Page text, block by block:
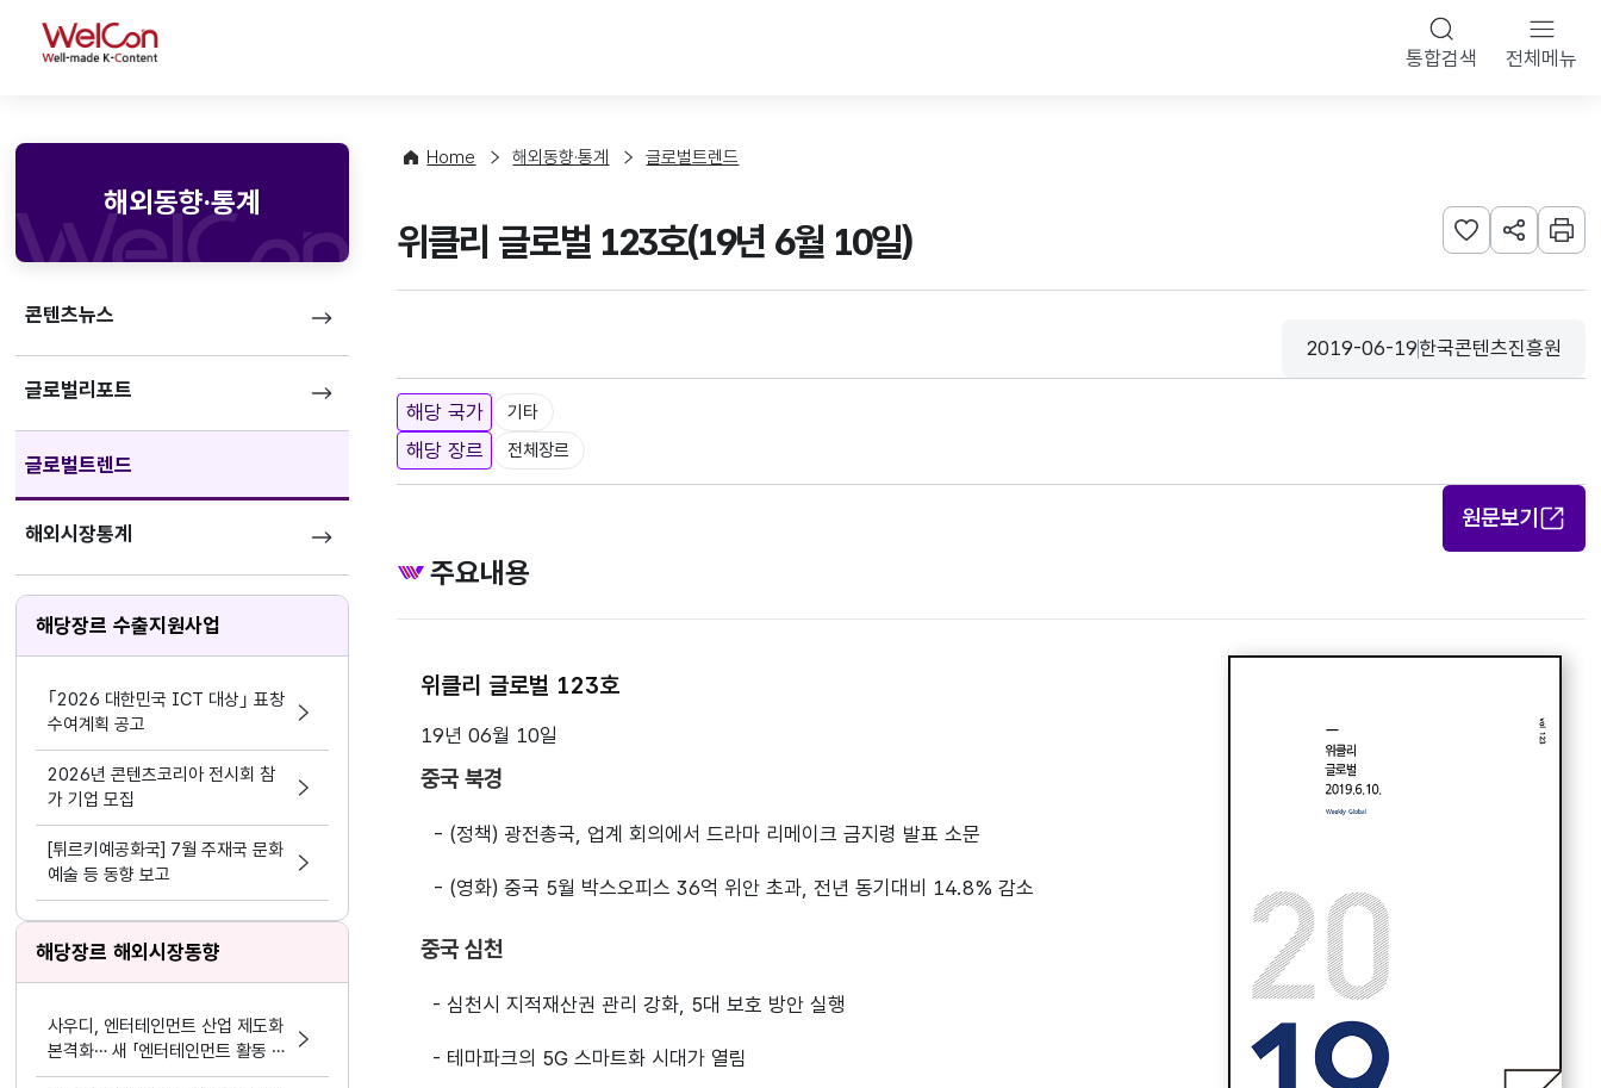
WelCon 통합검색 전체메뉴
해외동향·통계
콘텐츠뉴스
글로벌리포트
글로벌트렌드
해외시장통계
해당장르 수출지원사업
｢2026 대한민국 ICT 대상｣ 표창
수여계획 공고
2026년 콘텐츠코리아 전시회 참
가 기업 모집
[튀르키예공화국] 7월 주재국 문화
예술 등 동향 보고
해당장르 해외시장동향
사우디, 엔터테인먼트 산업 제도화
본격화… 새 「엔터테인먼트 활동 및
지원 활동법」 제정
Home 해외동향·통계 글로벌트렌드
위클리 글로벌 123호(19년 6월 10일) 관심사 등록하기
URL 공유하
인쇄
등록일
2019-06-19
수집기관
한국콘텐츠진흥원
해당 국가 기타
해당 장르 전체장르
원문보기
주요내용
위클리 글로벌 123호
19년 06월 10일
중국 북경
- (정책) 광전총국, 업계 회의에서 드라마 리메이크 금지령 발표 소문
- (영화) 중국 5월 박스오피스 36억 위안 초과, 전년 동기대비 14.8% 감소
중국 심천
- 심천시 지적재산권 관리 강화, 5대 보호 방안 실행
- 테마파크의 5G 스마트화 시대가 열림